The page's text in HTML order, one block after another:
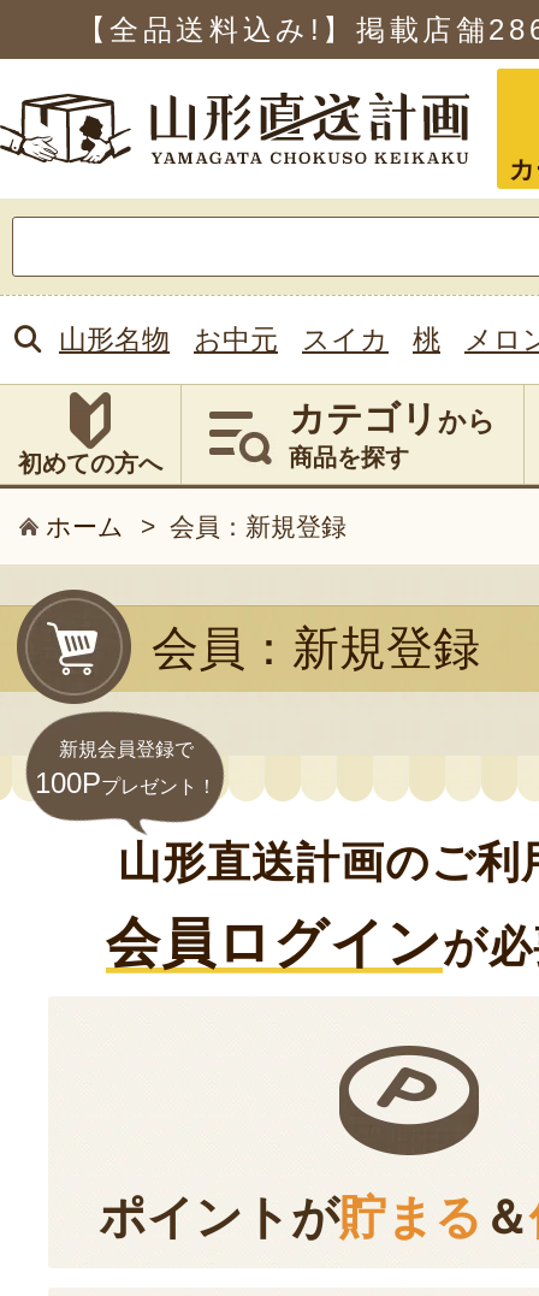
【全品送料込み!】掲載店舗
索:
山形名物 お中元 スイカ 桃 メロ
初めての方へ
カテゴリ から
商品を探す
ホーム > 会員：新規登録
会員：新規登録
新規会員登録で
100Pプレゼント！
山形直送計画のご利
会員ログインが
ポイントが貯まる ＆